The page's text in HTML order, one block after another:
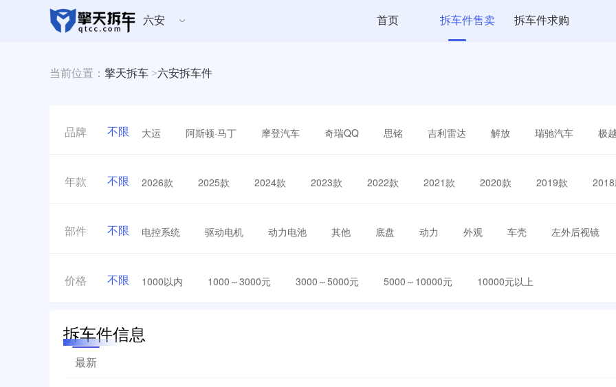
六安 首页 拆车件售卖 拆车件求购
当前位置： 擎天拆车 >六安拆车件
品牌 不限 大运 阿斯顿·马丁 摩登汽车 奇瑞QQ 思铭 吉利雷达 解放 瑞驰汽车 极
年款 不限 2026款 2025款 2024款 2023款 2022款 2021款 2020款 2019款
部件 不限 电控系统 驱动电机 动力电池 其他 底盘 动力 外观 车壳 左外后视镜
价格 不限 1000以内 1000～3000元 3000～5000元 5000～10000元 10000元以上
拆车件信息
最新